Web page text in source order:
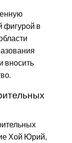
фигурой в
вносить
Хой Юрий,